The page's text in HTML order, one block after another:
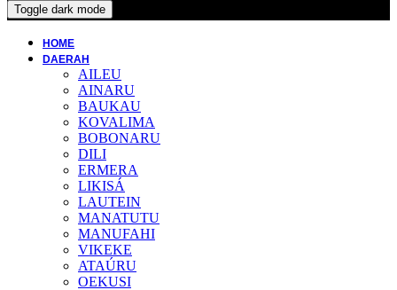
Toggle dark mode
HOME
DAERAH
AILEU
AINARU
BAUKAU
KOVALIMA
BOBONARU
DILI
ERMERA
LIKISÁ
LAUTEIN
MANATUTU
MANUFAHI
VIKEKE
ATAÚRU
OEKUSI